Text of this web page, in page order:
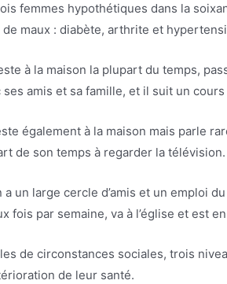
femmes hypothétiques dans la
de maux : diabète, arthrite et
à la maison la plupart du temps,
amis et sa famille, et il suit un
également à la maison mais parle
de son temps à regarder la télévision.
a un large cercle d’amis et un emploi
fois par semaine, va à l’église et est
de circonstances sociales, trois
de leur santé.